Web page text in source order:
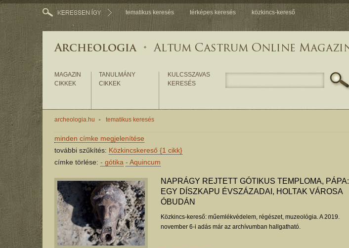
tematikus keresés térképes keresés közkincs-kereső
MAGAZIN
CIKKEK
TANULMÁNY
CIKKEK
KULCSSZAVAS
KERESÉS
archeologia.hu tematikus keresés
minden címke megjelenítése
további szűkítés: Közkincskereső {1 cikk}
címke törlése: - gótika - Aquincum
NAPRÁGY REJTETT GÓTIKUS TEMPLOMA, PÁPA:
EGY DÍSZKAPU ÉVSZÁZADAI, HOLTAK VÁROSA
ÓBUDÁN
Közkincs-kereső: műemlékvédelem, régészet, muzeológia. A 2019.
november 6-i adás már az archívumban hallgatható.